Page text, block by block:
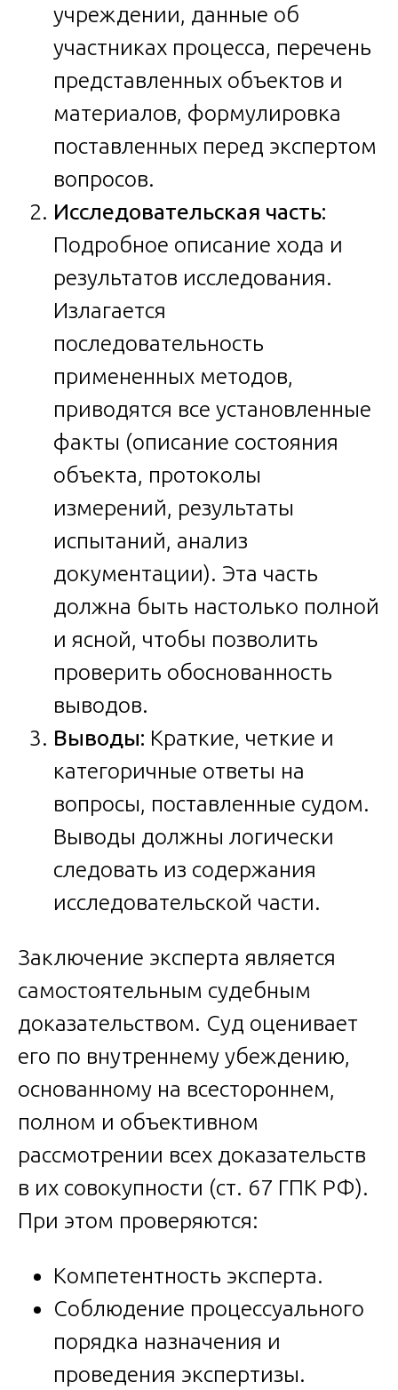
учреждении, данные об
участниках процесса, перечень
представленных объектов и
материалов, формулировка
поставленных перед экспертом
вопросов.
Исследовательская часть:
Подробное описание хода и
результатов исследования.
Излагается
последовательность
примененных методов,
приводятся все установленные
факты (описание состояния
объекта, протоколы
измерений, результаты
испытаний, анализ
документации). Эта часть
должна быть настолько полной
и ясной, чтобы позволить
проверить обоснованность
выводов.
Выводы: Краткие, четкие и
категоричные ответы на
вопросы, поставленные судом.
Выводы должны логически
следовать из содержания
исследовательской части.
Заключение эксперта является
самостоятельным судебным
доказательством. Суд оценивает
его по внутреннему убеждению,
основанному на всестороннем,
полном и объективном
рассмотрении всех доказательств
в их совокупности (ст. 67 ГПК РФ).
При этом проверяются:
Компетентность эксперта.
Соблюдение процессуального
порядка назначения и
проведения экспертизы.